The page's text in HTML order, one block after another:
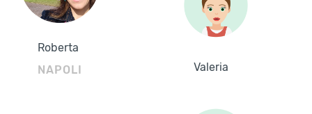
Roberta
NAPOLI
Valeria